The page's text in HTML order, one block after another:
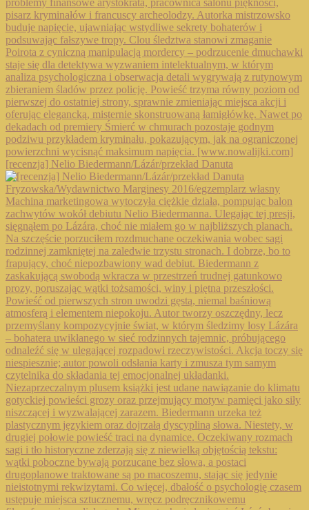
[recenzja] Nelio Biedermann/Lázár/przekład Danuta